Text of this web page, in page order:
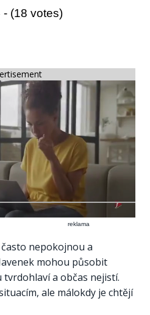
- (18 votes)
reklama
nepokojnou a
mohou působit
a občas nejistí.
ale málokdy je chtějí